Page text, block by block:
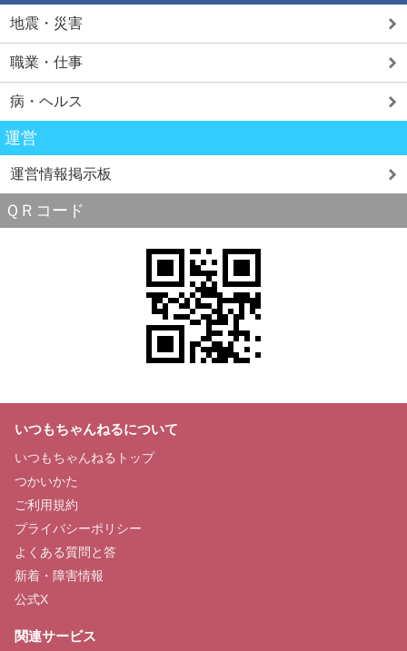
地震・災害
職業・仕事
病・ヘルス
運営
運営情報掲示板
ＱＲコード
いつもちゃんねるについて
いつもちゃんねるトップ
つかいかた
ご利用規約
プライバシーポリシー
よくある質問と答
新着・障害情報
公式X
関連サービス